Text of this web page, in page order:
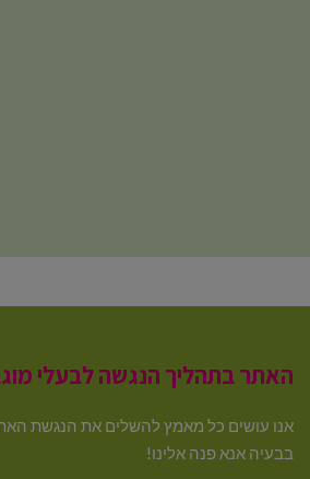
האתר בתהליך הנגשה לבעלי
אנו עושים כל מאמץ להשלים את הנגשת
בבעיה אנא פנה אלינו!